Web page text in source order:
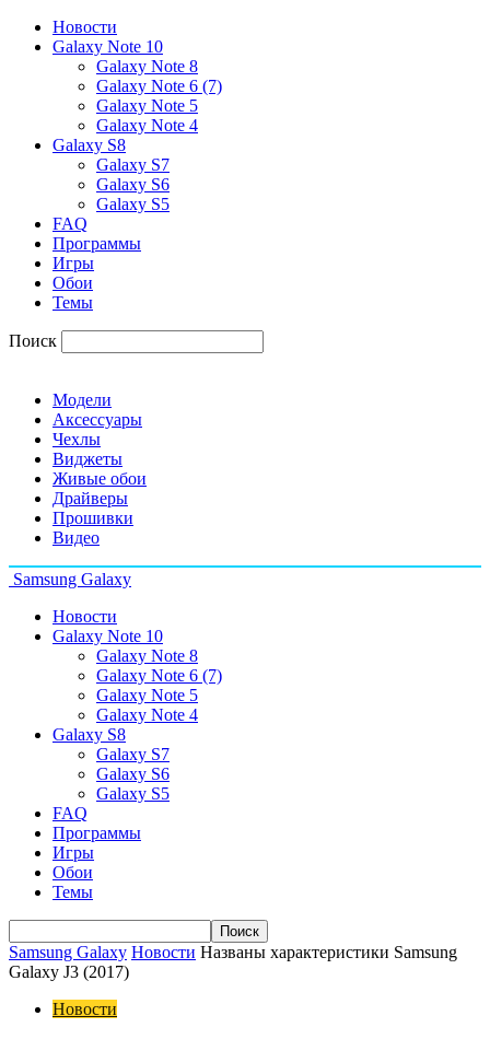
Новости
Galaxy Note 10
Galaxy Note 8
Galaxy Note 6 (7)
Galaxy Note 5
Galaxy Note 4
Galaxy S8
Galaxy S7
Galaxy S6
Galaxy S5
FAQ
Программы
Игры
Обои
Темы
Поиск
Модели
Аксессуары
Чехлы
Виджеты
Живые обои
Драйверы
Прошивки
Видео
Samsung Galaxy
Новости
Galaxy Note 10
Galaxy Note 8
Galaxy Note 6 (7)
Galaxy Note 5
Galaxy Note 4
Galaxy S8
Galaxy S7
Galaxy S6
Galaxy S5
FAQ
Программы
Игры
Обои
Темы
Samsung Galaxy Новости Названы характеристики Samsung
Galaxy J3 (2017)
Новости